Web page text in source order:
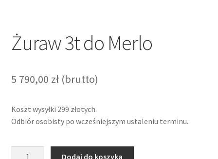
Żuraw 3t do Merlo
5 790,00 zł(brutto)
Koszt wysyłki 299 złotych.
Odbiór osobisty po wcześniejszym ustaleniu terminu.
Dodaj do koszyka